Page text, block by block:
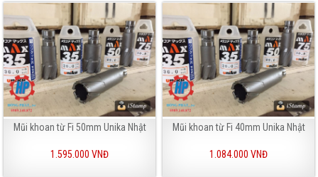
Mũi khoan từ Fi 50mm Unika Nhật
1.595.000 VNĐ
Mũi khoan từ Fi 40mm Unika Nhật
1.084.000 VNĐ